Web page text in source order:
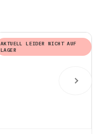
AKTUELL LEIDER NICHT AUF
LAGER